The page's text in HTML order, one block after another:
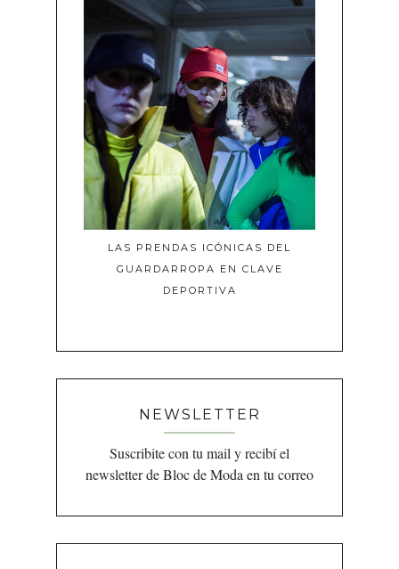
LAS PRENDAS ICÓNICAS DEL
GUARDARROPA EN CLAVE
DEPORTIVA
NEWSLETTER
Suscribite con tu mail y recibí el
newsletter de Bloc de Moda en tu correo